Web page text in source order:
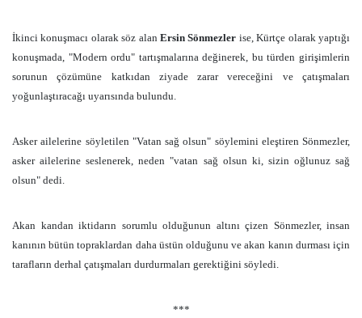
İkinci konuşmacı olarak söz alan Ersin Sönmezler ise, Kürtçe olarak yaptığı
konuşmada, "Modern ordu" tartışmalarına değinerek, bu türden girişimlerin
sorunun çözümüne katkıdan ziyade zarar vereceğini ve çatışmaları
yoğunlaştıracağı uyarısında bulundu.
Asker ailelerine söyletilen "Vatan sağ olsun" söylemini eleştiren Sönmezler,
asker ailelerine seslenerek, neden "vatan sağ olsun ki, sizin oğlunuz sağ
olsun" dedi.
Akan kandan iktidarın sorumlu olduğunun altını çizen Sönmezler, insan
kanının bütün topraklardan daha üstün olduğunu ve akan kanın durması için
tarafların derhal çatışmaları durdurmaları gerektiğini söyledi.
***